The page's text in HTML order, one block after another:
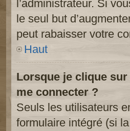
l’administrateur. Si
le seul but
peut rabaisser votre
Haut
Lorsque je clique
me connecter ?
Seuls les utilisateurs
formulaire intégré (si